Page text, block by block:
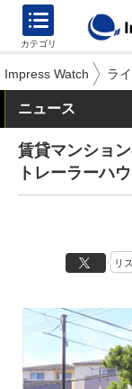
カテゴリ
Impress Watch ラ
ニュース
賃貸マンショ
トレーラーハウ
リ